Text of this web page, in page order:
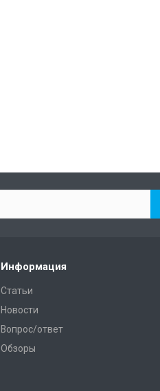
Информация
Статьи
Новости
Вопрос/ответ
Обзоры